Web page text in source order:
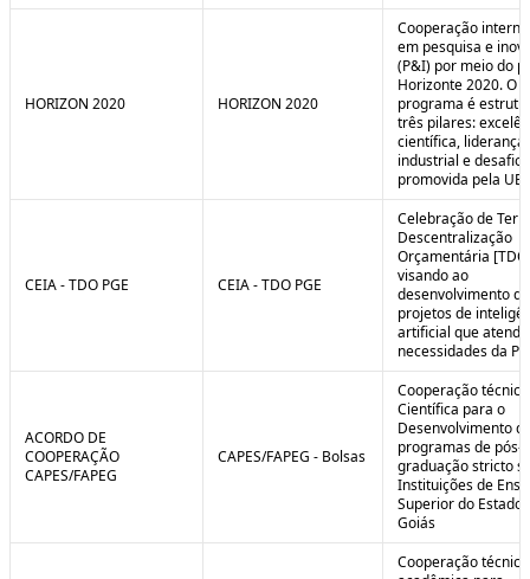
HORIZON 2020 HORIZON 2020
Cooperação
em pesquisa e
(P&I) por meio do
Horizonte 2020. O
programa é
três pilares:
científica, liderança
industrial e
promovida pela UE.
CEIA - TDO PGE CEIA - TDO PGE
Celebração de
Descentralização
Orçamentária
visando ao
desenvolvimento de
projetos de
artificial que
necessidades da
ACORDO DE
COOPERAÇÃO
CAPES/FAPEG
CAPES/FAPEG - Bolsas
Cooperação
Científica para o
Desenvolvimento
programas de pós-
graduação stricto
Instituições de
Superior do Estado
Goiás
Cooperação